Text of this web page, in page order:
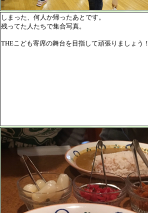
しまった、何人か帰ったあとです。
残ってた人たちで集合写真。
THEこども寄席の舞台を目指して頑張りましょう！